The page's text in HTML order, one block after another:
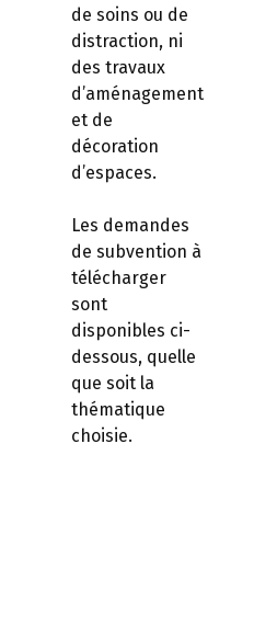
de soins ou de
distraction, ni
des travaux
d’aménagement
et de
décoration
d’espaces.
Les demandes
de subvention à
télécharger
sont
disponibles ci-
dessous, quelle
que soit la
thématique
choisie.